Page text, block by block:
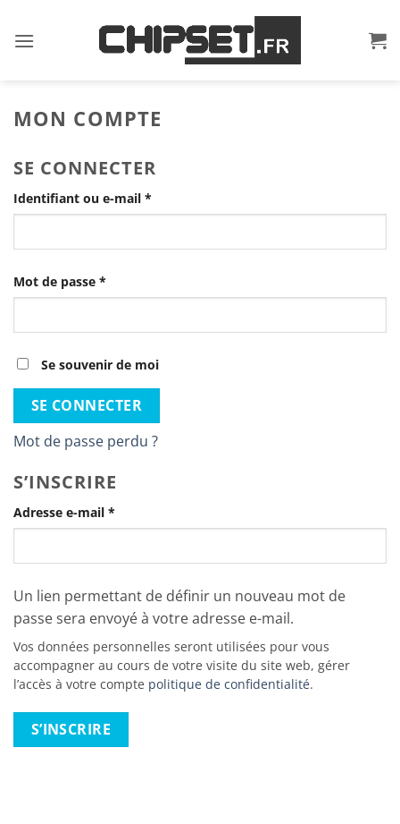
au
MON COMPTE
SE CONNECTER
Identifiant ou e-mail *Obligatoire
Mot de passe *Obligatoire
Se souvenir de moi
SE CONNECTER
Mot de passe perdu ?
S’INSCRIRE
Adresse e-mail *Obligatoire
Un lien permettant de définir un nouveau mot de
passe sera envoyé à votre adresse e-mail.
Vos données personnelles seront utilisées pour vous
accompagner au cours de votre visite du site web, gérer
l’accès à votre compte politique de confidentialité.
S’INSCRIRE